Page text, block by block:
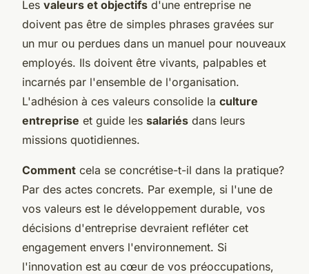
Les valeurs et objectifs d'une entreprise ne
doivent pas être de simples phrases gravées sur
un mur ou perdues dans un manuel pour nouveaux
employés. Ils doivent être vivants, palpables et
incarnés par l'ensemble de l'organisation.
L'adhésion à ces valeurs consolide la culture
entreprise et guide les salariés dans leurs
missions quotidiennes.
Comment cela se concrétise-t-il dans la pratique?
Par des actes concrets. Par exemple, si l'une de
vos valeurs est le développement durable, vos
décisions d'entreprise devraient refléter cet
engagement envers l'environnement. Si
l'innovation est au cœur de vos préoccupations,